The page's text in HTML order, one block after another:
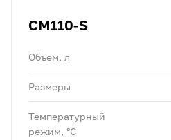
CM110-S
Объем, л
Размеры
Температурный
режим, °C